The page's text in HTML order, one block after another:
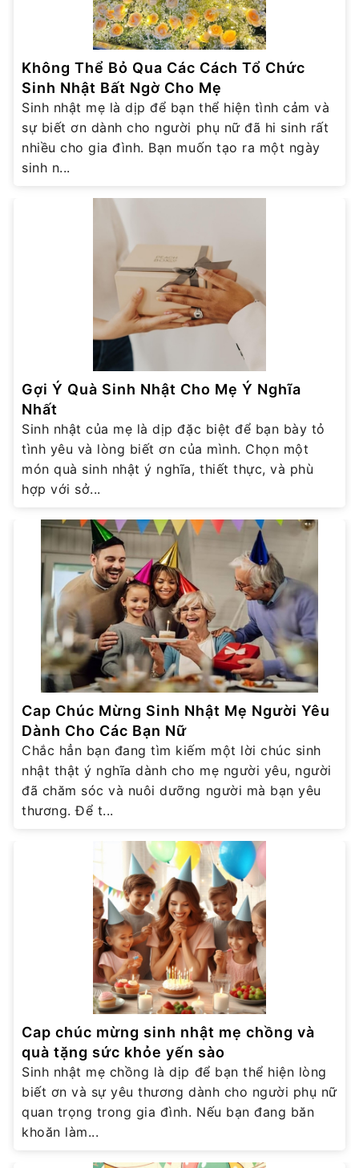
Không Thể Bỏ Qua Các Cách Tổ Chức
Sinh Nhật Bất Ngờ Cho Mẹ
Sinh nhật mẹ là dịp để bạn thể hiện tình cảm và
sự biết ơn dành cho người phụ nữ đã hi sinh rất
nhiều cho gia đình. Bạn muốn tạo ra một ngày
sinh n...
Gợi Ý Quà Sinh Nhật Cho Mẹ Ý Nghĩa
Nhất
Sinh nhật của mẹ là dịp đặc biệt để bạn bày tỏ
tình yêu và lòng biết ơn của mình. Chọn một
món quà sinh nhật ý nghĩa, thiết thực, và phù
hợp với sở...
Cap Chúc Mừng Sinh Nhật Mẹ Người Yêu
Dành Cho Các Bạn Nữ
Chắc hẳn bạn đang tìm kiếm một lời chúc sinh
nhật thật ý nghĩa dành cho mẹ người yêu, người
đã chăm sóc và nuôi dưỡng người mà bạn yêu
thương. Để t...
Cap chúc mừng sinh nhật mẹ chồng và
quà tặng sức khỏe yến sào
Sinh nhật mẹ chồng là dịp để bạn thể hiện lòng
biết ơn và sự yêu thương dành cho người phụ nữ
quan trọng trong gia đình. Nếu bạn đang băn
khoăn làm...